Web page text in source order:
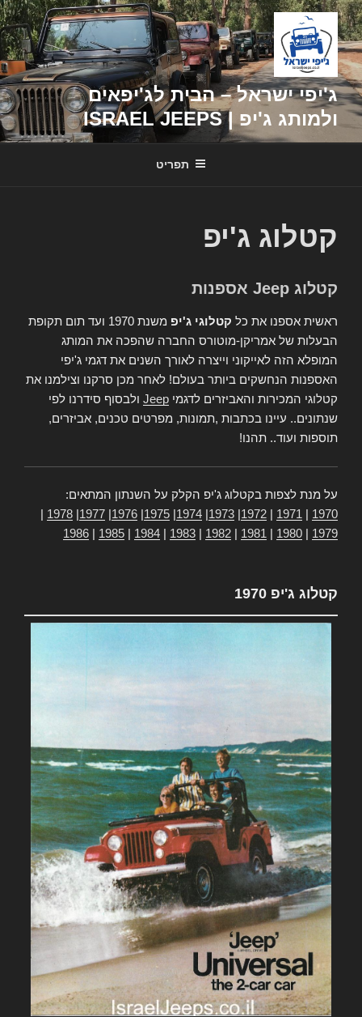
דילוג
לתוכן
ג'יפי ישראל – הבית לג'יפאים
ולמותג ג'יפ | ISRAEL JEEPS
תפריט
קטלוג ג'יפ
קטלוג Jeep אספנות
ראשית אספנו את כל קטלוגי ג'יפ
משנת 1970 ועד תום תקופת
הבעלות של אמריקן-מוטורס החברה שהפכה את המותג
המופלא הזה לאייקוני וייצרה לאורך השנים את דגמי ג'יפי
האספנות הנחשקים ביותר בעולם! לאחר מכן סרקנו וצילמנו את
קטלוגי המכירות והאביזרים לדגמי Jeep ולבסוף סידרנו לפי
שנתונים.. עיינו בכתבות ,תמונות, מפרטים טכנים, אביזרים,
תוספות ועוד.. תהנו!
על מנת לצפות בקטלוג ג'יפ הקלק על השנתון המתאים:
1970
1971
1972
1973
1974
1975
1976
1977
1978
1979
1980
1981
1982
1983
1984
1985
1986
קטלוג ג'יפ 1970